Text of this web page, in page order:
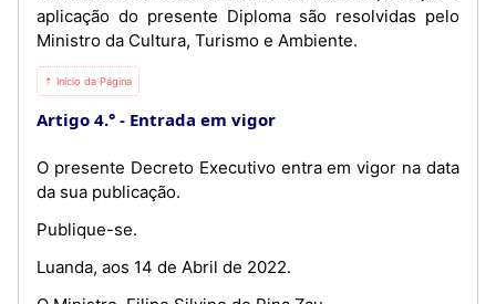
aplicação do presente Diploma são resolvidas pelo
Ministro da Cultura, Turismo e Ambiente.
⇡ Início da Página
Artigo 4.° Entrada em vigor
O presente Decreto Executivo entra em vigor na data
da sua publicação.
Publique-se.
Luanda, aos 14 de Abril de 2022.